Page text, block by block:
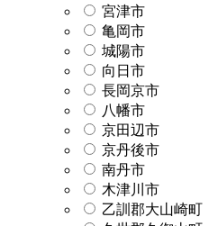
宮津市
亀岡市
城陽市
向日市
長岡京市
八幡市
京田辺市
京丹後市
南丹市
木津川市
乙訓郡大山崎町